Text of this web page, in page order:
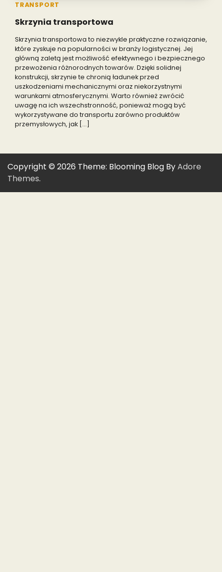
TRANSPORT
Skrzynia transportowa
Skrzynia transportowa to niezwykle praktyczne rozwiązanie,
które zyskuje na popularności w branży logistycznej. Jej
główną zaletą jest możliwość efektywnego i bezpiecznego
przewożenia różnorodnych towarów. Dzięki solidnej
konstrukcji, skrzynie te chronią ładunek przed
uszkodzeniami mechanicznymi oraz niekorzystnymi
warunkami atmosferycznymi. Warto również zwrócić
uwagę na ich wszechstronność, ponieważ mogą być
wykorzystywane do transportu zarówno produktów
przemysłowych, jak […]
Copyright © 2026 Theme: Blooming Blog ByAdore
Themes.